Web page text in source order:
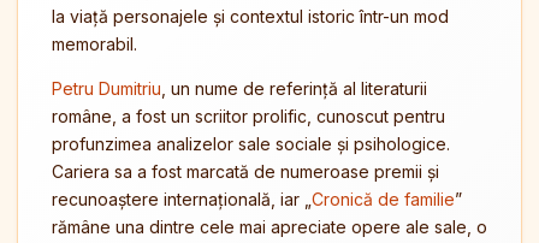
la viață personajele și contextul istoric într-un mod
memorabil.
Petru Dumitriu , un nume de referință al literaturii
române, a fost un scriitor prolific, cunoscut pentru
profunzimea analizelor sale sociale și psihologice.
Cariera sa a fost marcată de numeroase premii și
recunoaștere internațională, iar „ Cronică de familie”
rămâne una dintre cele mai apreciate opere ale sale, o